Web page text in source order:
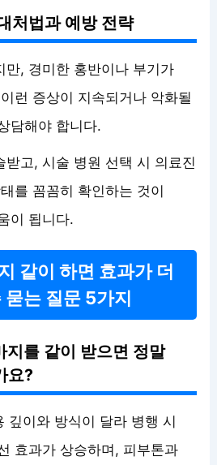
처법과 예방 전략
만, 경미한 홍반이나 부기가
런 증상이 지속되거나 악화될
담해야 합니다.
받고, 시술 병원 선택 시 의료진
를 꼼꼼히 확인하는 것이
이 됩니다.
같이 하면 효과가 더
는 질문 5가지
지를 같이 받으면 정말
요?
깊이와 방식이 달라 병행 시
효과가 상승하며, 피부톤과